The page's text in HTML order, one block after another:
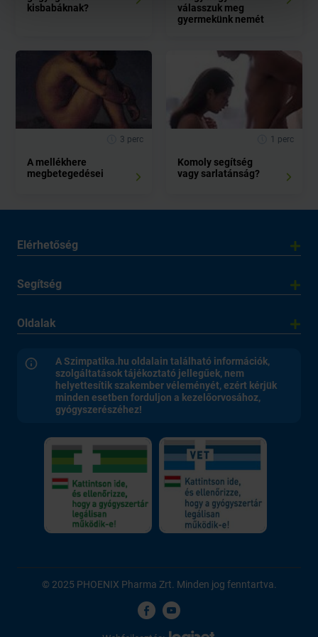
kisbabáknak?
válasszuk meg
gyermekünk nemét
3 perc
A mellékhere
megbetegedései
1 perc
Komoly segítség
vagy sarlatánság?
Elérhetőség
Segítség
Oldalak
A Szimpatika.hu oldalain található információk,
szolgáltatások tájékoztató jellegűek, nem
helyettesítik szakember véleményét, ezért kérjük
minden esetben forduljon a kezelőorvosához,
gyógyszerészéhez!
© 2025 PHOENIX Pharma Zrt. Minden jog fenntartva.